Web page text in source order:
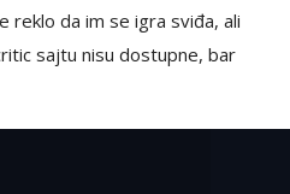
reklo da im se igra sviđa, ali
sajtu nisu dostupne, bar